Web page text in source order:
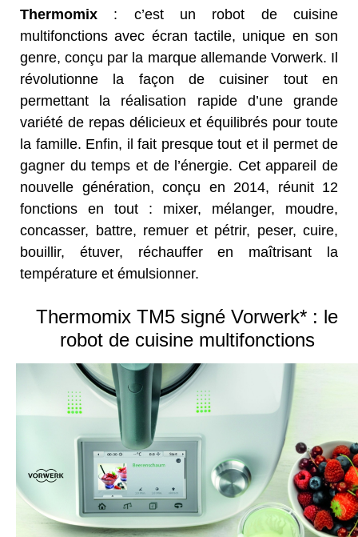
Thermomix : c’est un robot de cuisine
multifonctions avec écran tactile, unique en son
genre, conçu par la marque allemande Vorwerk. Il
révolutionne la façon de cuisiner tout en
permettant la réalisation rapide d’une grande
variété de repas délicieux et équilibrés pour toute
la famille. Enfin, il fait presque tout et il permet de
gagner du temps et de l’énergie. Cet appareil de
nouvelle génération, conçu en 2014, réunit 12
fonctions en tout : mixer, mélanger, moudre,
concasser, battre, remuer et pétrir, peser, cuire,
bouillir, étuver, réchauffer en maîtrisant la
température et émulsionner.
Thermomix TM5 signé Vorwerk* : le
robot de cuisine multifonctions